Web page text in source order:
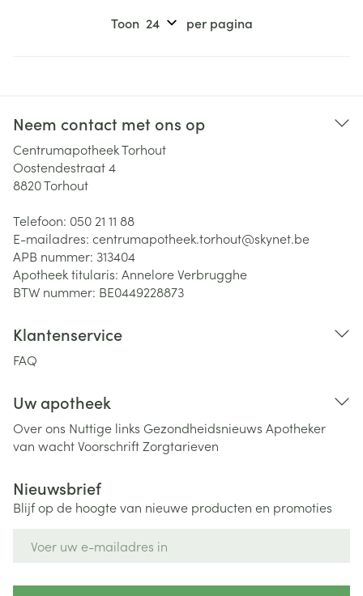
Toon per pagina
Neem contact met ons op
Centrumapotheek Torhout
Oostendestraat 4
8820Torhout
Telefoon: 050 21 11 88
E-mailadres: centrumapotheek.torhout@skynet.be
APB nummer: 313404
Apotheek titularis: Annelore Verbrugghe
BTW nummer: BE0449228873
Klantenservice
FAQ
Uw apotheek
Over ons Nuttige links Gezondheidsnieuws Apotheker
van wachtVoorschriftZorgtarieven
Nieuwsbrief
Blijf op de hoogte van nieuwe producten en promoties